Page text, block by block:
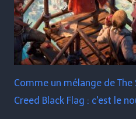
Comme un mélange de The
Creed Black Flag : c'est le